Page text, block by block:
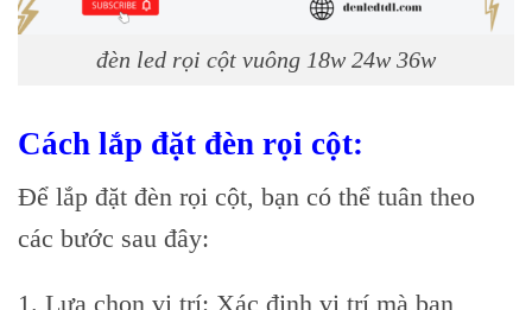
đèn led rọi cột vuông 18w 24w 36w
Cách lắp đặt đèn rọi cột:
Để lắp đặt đèn rọi cột, bạn có thể tuân theo
các bước sau đây:
1. Lựa chọn vị trí: Xác định vị trí mà bạn